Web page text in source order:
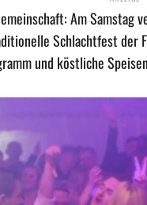
Am
Schlachtfest der
und köstliche